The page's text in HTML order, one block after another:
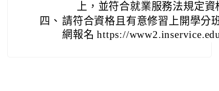
上，並符合就業服務法規定
四、 請符合資格且有意修習上開學分
網報名 https://